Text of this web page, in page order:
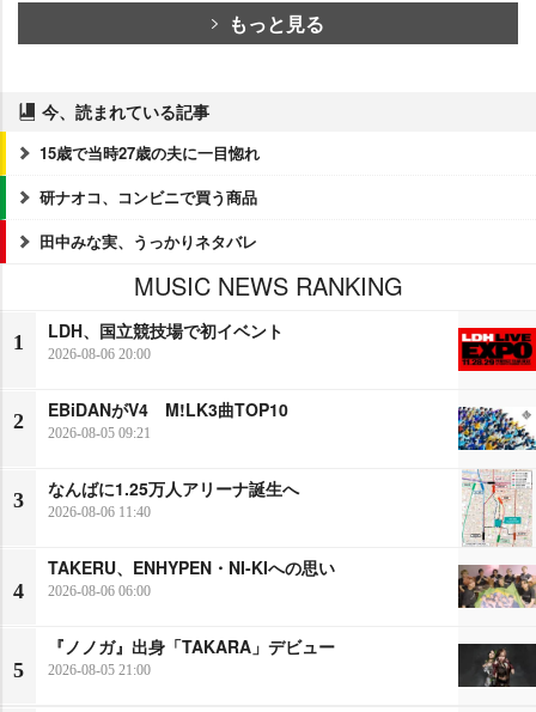
もっと見る
今、読まれている記事
15歳で当時27歳の夫に一目惚れ
研ナオコ、コンビニで買う商品
田中みな実、うっかりネタバレ
MUSIC NEWS RANKING
1
LDH、国立競技場で初イベント
2026-08-06 20:00
2
EBiDANがV4 M!LK3曲TOP10
2026-08-05 09:21
3
なんばに1.25万人アリーナ誕生へ
2026-08-06 11:40
4
TAKERU、ENHYPEN・NI-KIへの思い
2026-08-06 06:00
5
『ノノガ』出身「TAKARA」デビュー
2026-08-05 21:00